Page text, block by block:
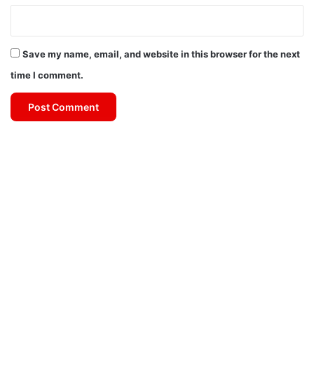
Save my name, email, and website in this browser for the next
time I comment.